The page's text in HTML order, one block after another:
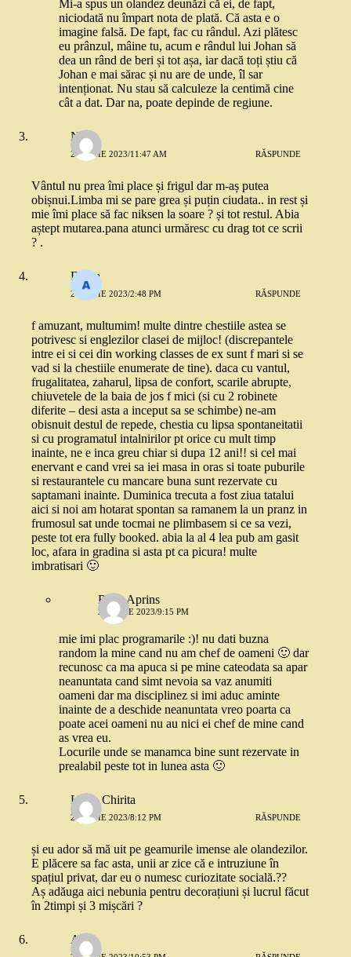
Mi-a spus un olandez deunăzi că ei, de fapt,
niciodată nu împart nota de plată. Că asta e o
imagine falsă. De fapt, fac cu rândul. Azi plătesc
eu prânzul, mâine tu, acum e rândul lui Johan să
dea un rând de beri și tot așa, iar dacă toți știu că
Johan e mai sărac și nu are de unde, îl sar
intenționat. Nu stau să calculeze la centimă cine
cât a dat. Dar na, poate depinde de regiune.
Niko
26 IUNIE 2023/11:47 AM RĂSPUNDE
Vântul nu prea îmi place și frigul dar m-aș putea
obișnui.Limba mi se pare grea și puțin ciudata.. in rest și
mie îmi place să fac niksen la soare ? și tot restul. Abia
aștept mutarea.pana atunci urmăresc cu drag tot ce scrii
? .
Diana
26 IUNIE 2023/2:48 PM RĂSPUNDE
f amuzant, multumim! multe dintre chestiile astea se
potrivesc si englezilor clasei de mijloc! (discrepantele
intre ei si cei din working classes de ex sunt f mari si se
vad si la chestiile enumerate de tine). daca cu vantul,
frugalitatea, zaharul, lipsa de confort, scarile abrupte,
chiuvetele de la baia de jos f mici (si cu 2 robinete
diferite – desi asta a inceput sa se schimbe) ne-am
obisnuit destul de repede, chestia cu lipsa spontaneitatii
si cu programatul intalnirilor pt orice cu mult timp
inainte, ne e inca greu chiar si dupa 12 ani!! si cel mai
enervant e cand vrei sa iei masa in oras si toate puburile
si restaurantele cu mancare buna sunt rezervate cu
saptamani inainte. Duminica trecuta a fost ziua tatalui
aici si noi am hotarat spontan sa ramanem la un pranz in
frumosul sat unde tocmai ne plimbasem si ce sa vezi,
peste tot era fully booked. abia la al 4 lea pub am gasit
loc, afara in gradina si asta pt ca picura! multe
imbratisari 🙂
Rosu Aprins
26 IUNIE 2023/9:15 PM
mie imi plac programarile :)! nu dati buzna
random la mine cand nu am chef de oameni 🙂 dar
recunosc ca ma apuca si pe mine cateodata sa apar
neanuntata cand simt nevoia sa vaz anumiti
oameni dar ma disciplinez si imi aduc aminte
inainte de a deschide neanuntata vreo poarta ca
poate acei oameni nu au nici ei chef de mine cand
as vrea eu.
Locurile unde se manamca bine sunt rezervate in
prealabil peste tot in lunea asta 🙂
Lucia Chirita
26 IUNIE 2023/8:12 PM RĂSPUNDE
și eu ador să mă uit pe geamurile imense ale olandezilor.
E plăcere sa fac asta, unii ar zice că e intruziune în
spațiul privat, dar eu o numesc curiozitate socială.??
Aș adăuga aici nebunia pentru decorațiuni și lucrul făcut
în 2timpi și 3 mișcări ?
Anca